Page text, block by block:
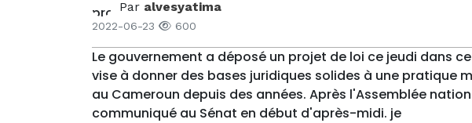
Par alvesyatima
2022-06-23 600
Le gouvernement a déposé un projet de loi ce jeudi dans
vise à donner des bases juridiques solides à une pratique
au Cameroun depuis des années. Après l'Assemblée
communiqué au Sénat en début d'après-midi. je